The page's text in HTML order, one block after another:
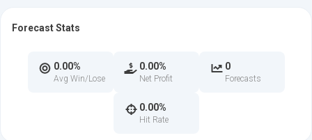
Forecast Stats
0.00%
Avg Win/Lose
0.00%
Net Profit
0
Forecasts
0.00%
Hit Rate